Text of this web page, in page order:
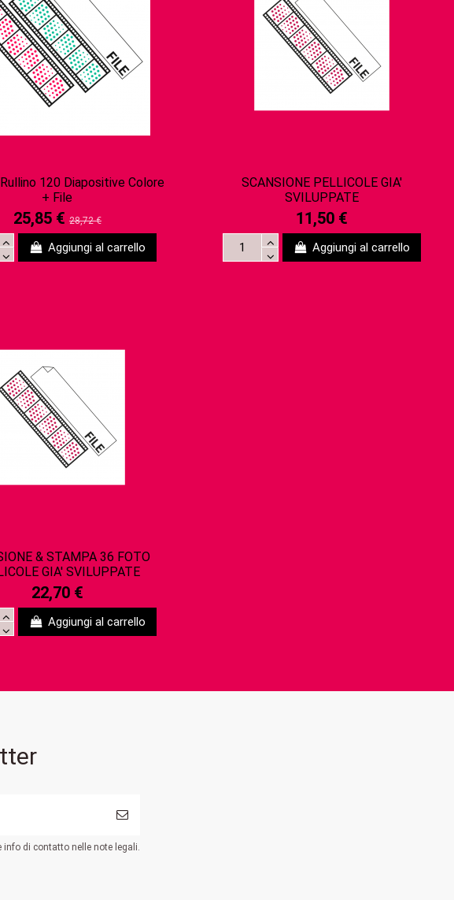
120 Diapositive Colore
+ File
25,85 € 28,72 €
Aggiungi al carrello
SCANSIONE PELLICOLE GIA'
SVILUPPATE
11,50 €
Aggiungi al carrello
& STAMPA 36 FOTO
GIA' SVILUPPATE
22,70 €
Aggiungi al carrello
di contatto nelle note legali.